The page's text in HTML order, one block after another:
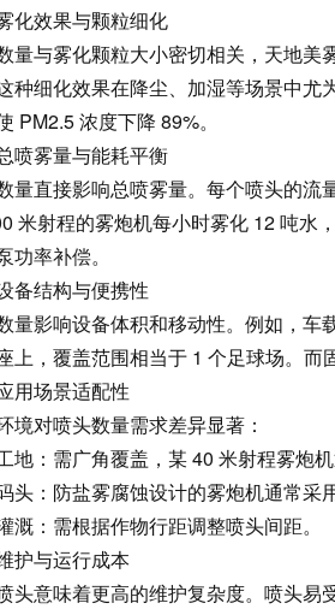
化效果与颗粒细化
量与雾化颗粒大小密切相关，天地美
种细化效果在降尘、加湿等场景中
PM2.5 浓度下降 89%。
喷雾量与能耗平衡
量直接影响总喷雾量。每个喷头的流
米射程的雾炮机每小时雾化 12 吨水
功率补偿。
备结构与便携性
量影响设备体积和移动性。例如，车
上，覆盖范围相当于 1 个足球场。而
用场景适配性
境对喷头数量需求差异显著：
地：需广角覆盖，某 40 米射程雾炮
头：防盐雾腐蚀设计的雾炮机通常采
溉：需根据作物行距调整喷头间距。
护与运行成本
头意味着更高的维护复杂度。喷头易